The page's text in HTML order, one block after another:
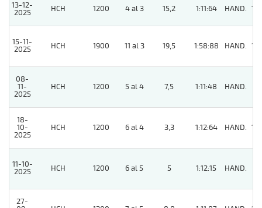
13-12-
2025
HCH 1200 4 al 3 15,2 1:11:64 HAND. 14
15-11-
2025
HCH 1900 11 al 3 19,5 1:58:88 HAND. 10
08-
11-
2025
HCH 1200 5 al 4 7,5 1:11:48 HAND.
18-
10-
2025
HCH 1200 6 al 4 3,3 1:12:64 HAND. 10
11-10-
2025
HCH 1200 6 al 5 5 1:12:15 HAND.
27-